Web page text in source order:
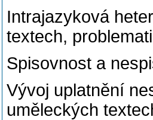
Intrajazyková
textech,
Spisovnost a
Vývoj uplatnění
uměleckých